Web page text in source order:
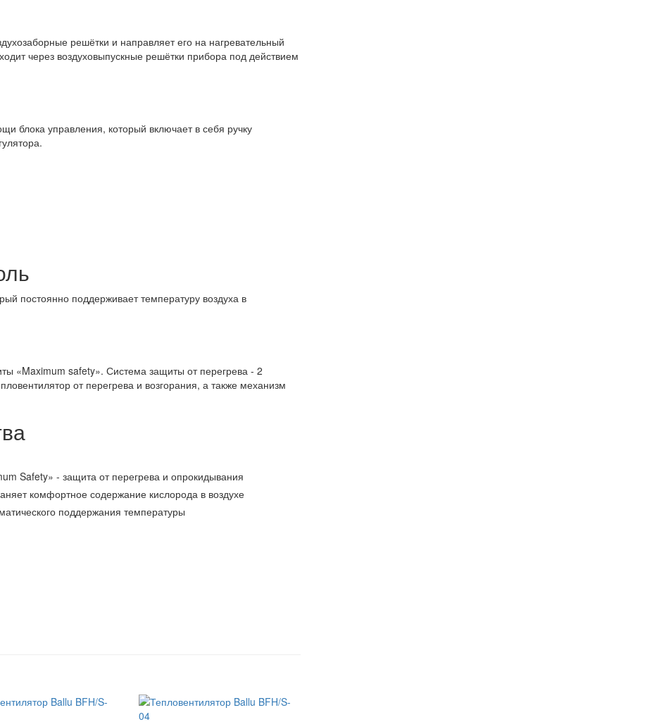
решётки и направляет его на нагревательный
через воздуховыпускные решётки прибора под действием
блока управления, который включает в себя ручку
постоянно поддерживает температуру воздуха в
«Maximum safety». Система защиты от перегрева - 2
от перегрева и возгорания, а также механизм
Safety» - защита от перегрева и опрокидывания
комфортное содержание кислорода в воздухе
поддержания температуры